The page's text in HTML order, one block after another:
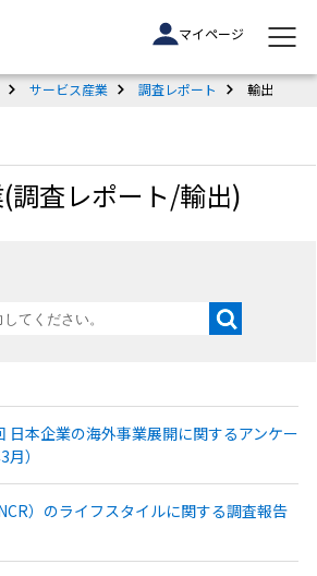
マイページ
サービス産業 調査レポート 輸出
調査レポート/輸出)
日本企業の海外事業展開に関するアンケー
）
）のライフスタイルに関する調査報告